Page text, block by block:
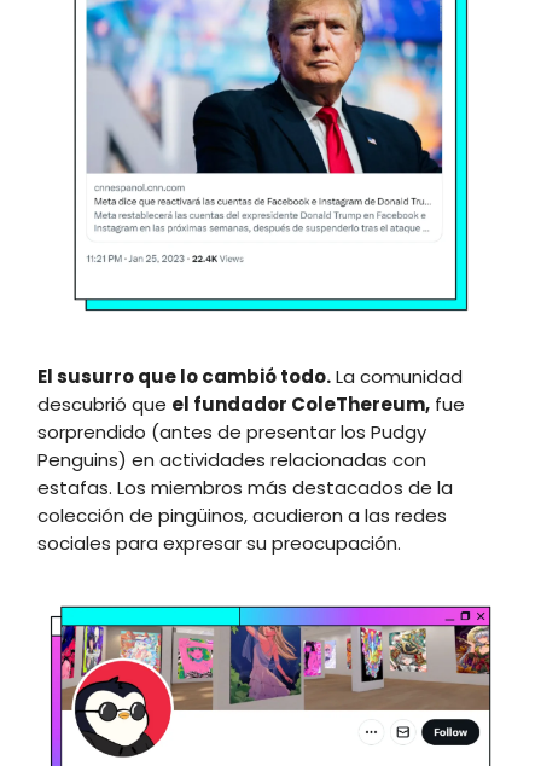
El susurro que lo cambió todo.La comunidad
descubrió que el fundador ColeThereum, fue
sorprendido (antes de presentar los Pudgy
Penguins) en actividades relacionadas con
estafas. Los miembros más destacados de la
colección de pingüinos, acudieron a las redes
sociales para expresar su preocupación.